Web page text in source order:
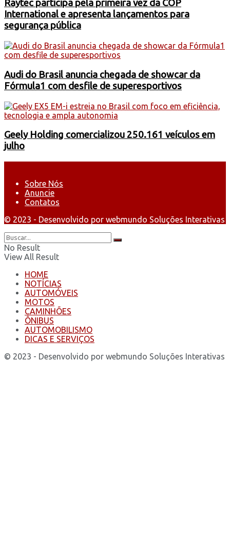
Raytec participa pela primeira vez da COP
International e apresenta lançamentos para
segurança pública
Audi do Brasil anuncia chegada de showcar da
Fórmula1 com desfile de superesportivos
Geely Holding comercializou 250.161 veículos em
julho
Sobre Nós
Anuncie
Contatos
© 2023 - Desenvolvido por webmundo Soluções Interativas
No Result
View All Result
HOME
NOTÍCIAS
AUTOMÓVEIS
MOTOS
CAMINHÕES
ÔNIBUS
AUTOMOBILISMO
DICAS E SERVIÇOS
© 2023 - Desenvolvido por webmundo Soluções Interativas